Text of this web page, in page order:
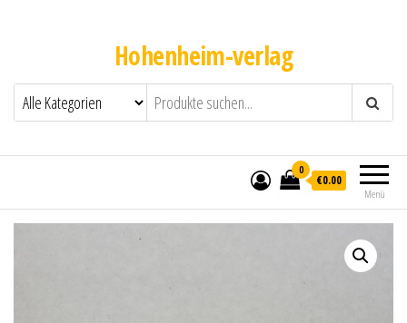
Hohenheim-verlag
Menü
0
€0.00